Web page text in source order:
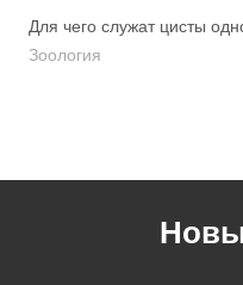
Для чего служат цисты
Зоология